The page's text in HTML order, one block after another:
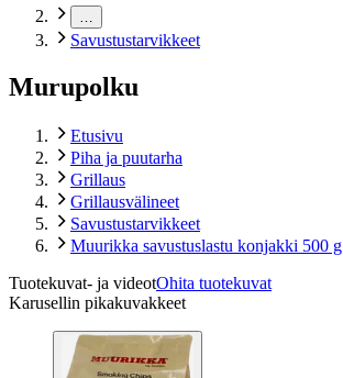
Savustustarvikkeet
Murupolku
Etusivu
Piha ja puutarha
Grillaus
Grillausvälineet
Savustustarvikkeet
Muurikka savustuslastu konjakki 500 g
Tuotekuvat- ja videotOhita tuotekuvat
Karusellin pikakuvakkeet